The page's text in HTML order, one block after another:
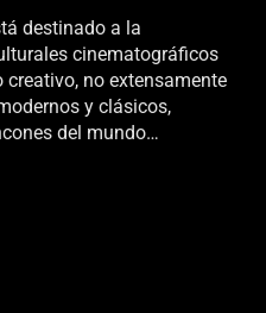
destinado a la
cinematográficos
no extensamente
y clásicos,
del mundo…